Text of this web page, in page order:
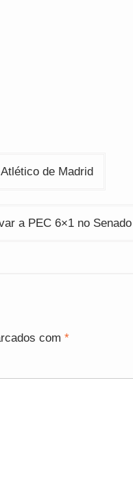
de Madrid
a PEC 6×1 no Senado
com *